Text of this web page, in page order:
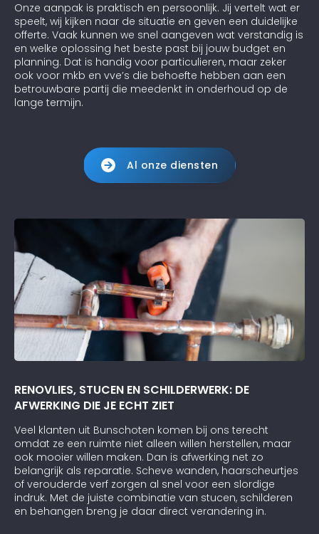
Onze aanpak is praktisch en persoonlijk. Jij vertelt wat er
speelt, wij kijken naar de situatie en geven een duidelijke
offerte. Vaak kunnen we snel aangeven wat verstandig is
en welke oplossing het beste past bij jouw budget en
planning. Dat is handig voor particulieren, maar zeker
ook voor mkb en vve’s die behoefte hebben aan een
betrouwbare partij die meedenkt in onderhoud op de
lange termijn.
Al onze diensten
RENOVLIES, STUCEN EN SCHILDERWERK: DE
AFWERKING DIE JE ECHT ZIET
Veel klanten uit Bunschoten komen bij ons terecht
omdat ze een ruimte niet alleen willen herstellen, maar
ook mooier willen maken. Dan is afwerking net zo
belangrijk als reparatie. Scheve wanden, haarscheurtjes
of verouderde verf zorgen al snel voor een slordige
indruk. Met de juiste combinatie van stucen, schilderen
en behangen breng je daar direct verandering in.